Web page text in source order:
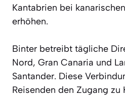
Kantabrien bei
erhöhen.
Binter betreibt tägliche
Nord, Gran Canaria und
Santander. Diese
Reisenden den Zugang